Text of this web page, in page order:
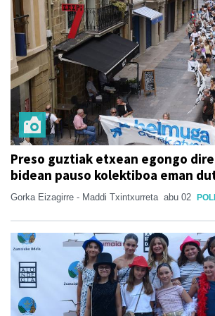
Preso guztiak etxean egongo
bidean pauso kolektiboa eman
Gorka Eizagirre - Maddi Txintxurreta abu 02